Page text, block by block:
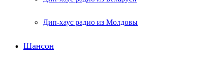
Дип-хаус радио из Молдовы
Шансон